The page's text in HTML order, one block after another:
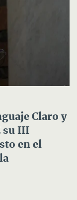
Claro y
su III
en el